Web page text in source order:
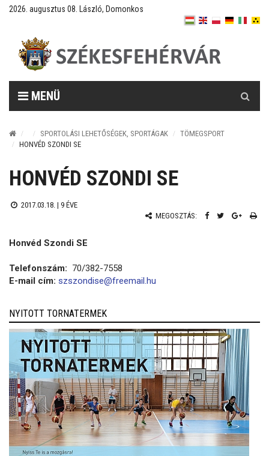
2026. augusztus 08. László, Domonkos
MENÜ
SPORTOLÁSI LEHETŐSÉGEK, SPORTÁGAK
TÖMEGSPORT
HONVÉD SZONDI SE
HONVÉD SZONDI SE
2017.03.18. | 9 ÉVE
MEGOSZTÁS:
Honvéd Szondi SE
Telefonszám: 70/382-7558
E-mail cím: szszondise@freemail.hu
NYITOTT TORNATERMEK